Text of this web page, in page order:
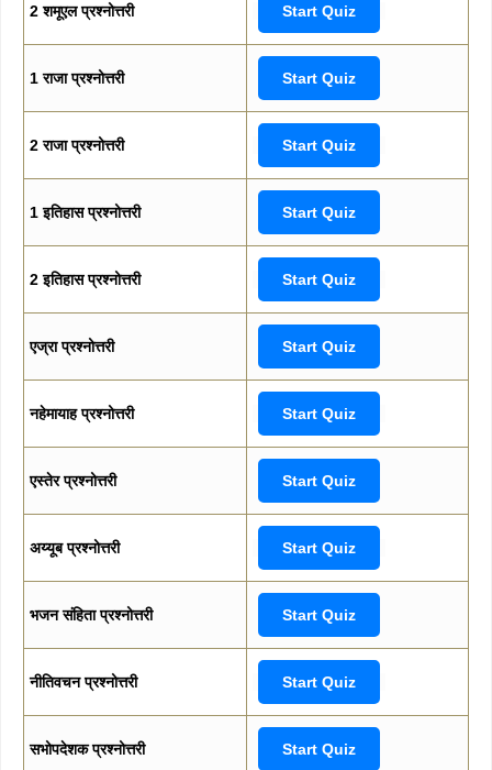
2 शमूएल प्रश्नोत्तरी Start Quiz
1 राजा प्रश्नोत्तरी Start Quiz
2 राजा प्रश्नोत्तरी Start Quiz
1 इतिहास प्रश्नोत्तरी Start Quiz
2 इतिहास प्रश्नोत्तरी Start Quiz
एज्रा प्रश्नोत्तरी Start Quiz
नहेमायाह प्रश्नोत्तरी Start Quiz
एस्तेर प्रश्नोत्तरी Start Quiz
अय्यूब प्रश्नोत्तरी Start Quiz
भजन संहिता प्रश्नोत्तरी Start Quiz
नीतिवचन प्रश्नोत्तरी Start Quiz
सभोपदेशक प्रश्नोत्तरी Start Quiz